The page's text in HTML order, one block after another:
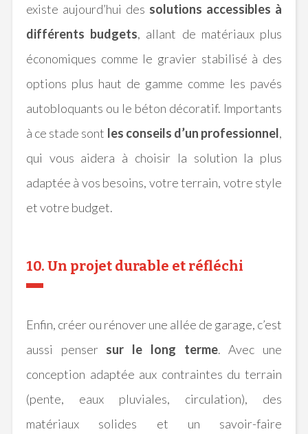
existe aujourd’hui des solutions accessibles à
différents budgets, allant de matériaux plus
économiques comme le gravier stabilisé à des
options plus haut de gamme comme les pavés
autobloquants ou le béton décoratif. Importants
à ce stade sont les conseils d’un professionnel,
qui vous aidera à choisir la solution la plus
adaptée à vos besoins, votre terrain, votre style
et votre budget.
10. Un projet durable et réfléchi
Enfin, créer ou rénover une allée de garage, c’est
aussi penser sur le long terme. Avec une
conception adaptée aux contraintes du terrain
(pente, eaux pluviales, circulation), des
matériaux solides et un savoir-faire